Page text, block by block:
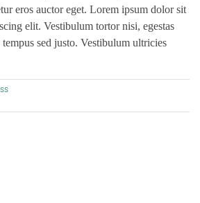
eros auctor eget. Lorem ipsum dolor sit
elit. Vestibulum tortor nisi, egestas
sed justo. Vestibulum ultricies